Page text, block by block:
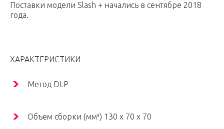
Поставки модели Slash + начались в сентябре 2018
года.
ХАРАКТЕРИСТИКИ
Метод DLP
Объем сборки (мм³) 130 x 70 x 70